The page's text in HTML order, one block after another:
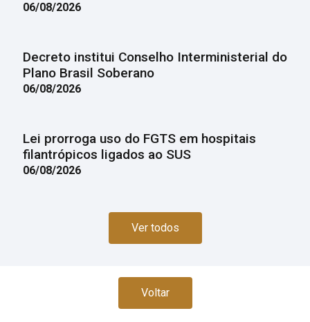
06/08/2026
Decreto institui Conselho Interministerial do
Plano Brasil Soberano
06/08/2026
Lei prorroga uso do FGTS em hospitais
filantrópicos ligados ao SUS
06/08/2026
Ver todos
Voltar